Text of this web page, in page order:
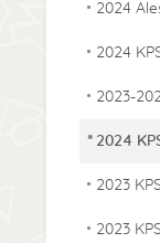
2024
2024
2023-
2024
2023
2023